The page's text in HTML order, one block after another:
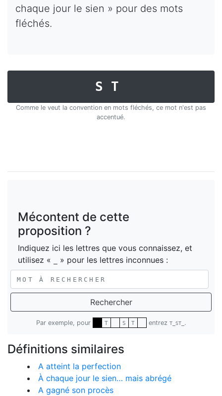
chaque jour le sien » pour des mots
fléchés.
ST
Comme le veut la convention en mots fléchés, ce mot n'est pas
accentué.
Mécontent de cette
proposition ?
Indiquez ici les lettres que vous connaissez, et
utilisez «
» pour les lettres inconnues :
Rechercher
Par exemple, pour T S T entrez T_ST_ .
Définitions similaires
A atteint la perfection
À chaque jour le sien… mais abrégé
A gagné son procès